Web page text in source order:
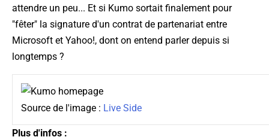
attendre un peu... Et si Kumo sortait finalement pour
"fêter" la signature d'un contrat de partenariat entre
Microsoft et Yahoo!, dont on entend parler depuis si
longtemps ?
Source de l'image : Live Side
Plus d'infos :